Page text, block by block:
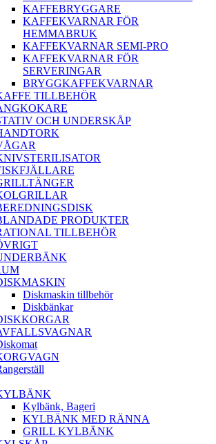
KAFFEBRYGGARE
KAFFEKVARNAR FÖR
HEMMABRUK
KAFFEKVARNAR SEMI-PRO
KAFFEKVARNAR FÖR
SERVERINGAR
BRYGGKAFFEKVARNAR
TILLBEHÖR
OCH UNDERSKÅP
PRODUKTER
TILLBEHÖR
Diskmaskin tillbehör
Diskbänkar
Kylbänk, Bageri
KYLBÄNK MED RÄNNA
GRILL KYLBÄNK